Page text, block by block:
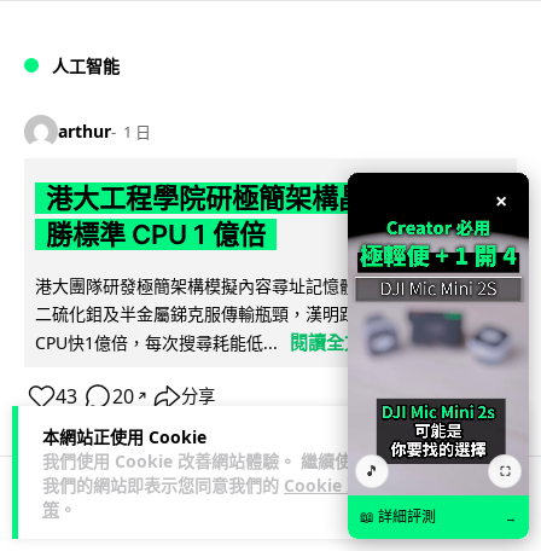
本網站正使用 Cookie
我們使用 Cookie 改善網站體驗。 繼續使用
我們的網站即表示您同意我們的 Cookie 政
策 。
人工智能
arthur 1 日
港大工程學院研極簡架構晶片 搜尋速度
勝標準 CPU 1 億倍
港大團隊研發極簡架構模擬內容尋址記憶體（CAM）晶片，用
二硫化鉬及半金屬銻克服傳輸瓶頸，漢明距離計算速度比標準
CPU快1億倍，每次搜尋耗能低...
閱讀全文
43 20 ↗ 分享
人工智能
×
🎵 ⛶
📖 詳細評測 →